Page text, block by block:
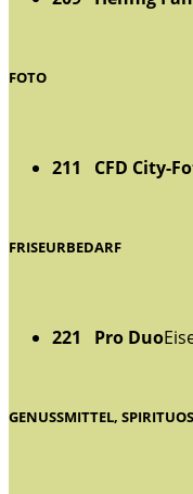
FOTO
211 CFD City-
FRISEURBEDARF
221 Pro Duo
GENUSSMITTEL,